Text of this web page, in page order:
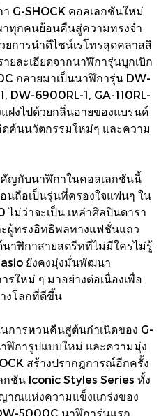
G-SHOCK คอลเลกชันใหม่
ทุกคนย้อนคืนสู่ความทรงจำ
ยการนำดีไซน์เรโทรสุดคลาสสิ
ยละเอียดจากนาฬิการุ่นบุกเบิก
กลายมาเป็นนาฬิการุ่น DW-
DW-6900RL-1, GA-110RL-
ฝงไปด้วยกลิ่นอายของแบรนด์
ค้นนวัตกรรมใหม่ๆ และความ
ญกับนาฬิกาในคอลเลกชันนี้
อนถือเป็นรุ่นที่ครองใจแฟนๆ ใน
ม่ว่าจะเป็น เหล่าศิลปินดารา
ผู้ทรงอิทธิพลทางแฟชั่นแถว
าฬิกาสายสตรีทที่ไม่มีใครไม่รู้
ยังคงมุ่งมั่นพัฒนา
ใหม่ ๆ มาอย่างต่อเนื่องเพื่อ
งโลกที่ดีขึ้น
การหวนคืนสู่ต้นกำเนิดของ G-
ฬิการูปแบบใหม่ และความมุ่ง
สร้างปรากฎการณ์อีกครั้ง
กชัน Iconic Styles Series ทั้ง
าณแห่งความแข็งแกร่งของ
5000C นาฬิการุ่นแรก